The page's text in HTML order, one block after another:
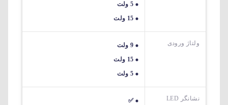
5 ولت
15 ولت
ولتاژ ورودی
9 ولت
15 ولت
5 ولت
نشانگر LED ✅